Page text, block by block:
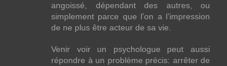
angoissé, dépendant des autres, ou
simplement parce que l’on a l’impression
de ne plus être acteur de sa vie.
Venir voir un psychologue peut aussi
répondre à un problème précis: arrêter de